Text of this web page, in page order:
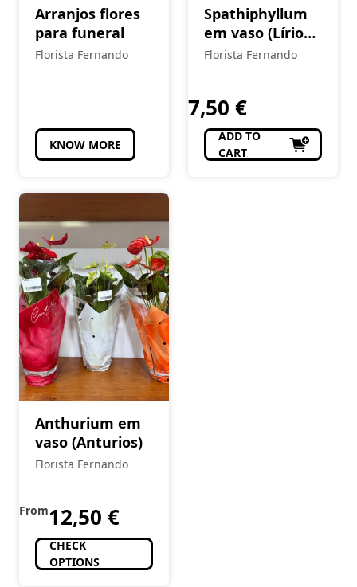
Arranjos flores
para funeral
Florista Fernando
KNOW MORE
Spathiphyllum
em vaso (Lírio
da Paz)
Florista Fernando
7,50 €
ADD TO
CART
Anthurium em
vaso (Anturios)
Florista Fernando
From12,50 €
CHECK
OPTIONS